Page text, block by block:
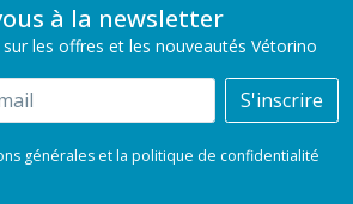
à la newsletter
les offres et les nouveautés Vétorino
S'inscrire
générales et la politique de confidentialité